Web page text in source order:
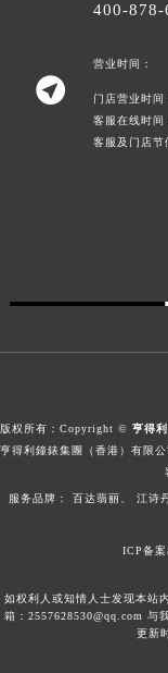
400-878-

营业时间：
门店营业时
客服在线时
客服及门店节
版权所有：Copyright © 亨得
亨得利鐘錶集團（香港）有限
服务品牌： 百达翡丽、 江诗
ICP备
如权利人或知情人士发现本站
箱：2557628530@qq.com 与
更新